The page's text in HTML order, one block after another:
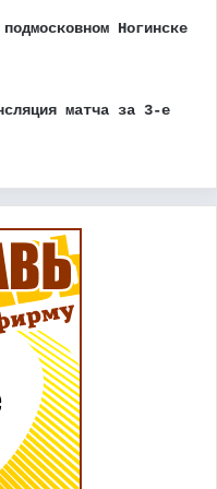
Ногинске
матча за 3-е